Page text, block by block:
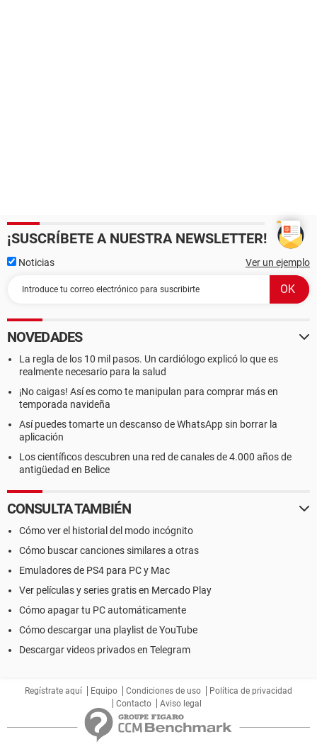
¡SUSCRÍBETE A NUESTRA NEWSLETTER!
Noticias Ver un ejemplo
NOVEDADES
La regla de los 10 mil pasos. Un cardiólogo explicó lo que es
realmente necesario para la salud
¡No caigas! Así es como te manipulan para comprar más en
temporada navideña
Así puedes tomarte un descanso de WhatsApp sin borrar la
aplicación
Los científicos descubren una red de canales de 4.000 años de
antigüedad en Belice
CONSULTA TAMBIÉN
Cómo ver el historial del modo incógnito
Cómo buscar canciones similares a otras
Emuladores de PS4 para PC y Mac
Ver películas y series gratis en Mercado Play
Cómo apagar tu PC automáticamente
Cómo descargar una playlist de YouTube
Descargar videos privados en Telegram
Regístrate aquí Equipo Condiciones de uso
Política de privacidad
Contacto
Aviso legal